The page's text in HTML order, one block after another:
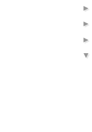
►
►
►
▼